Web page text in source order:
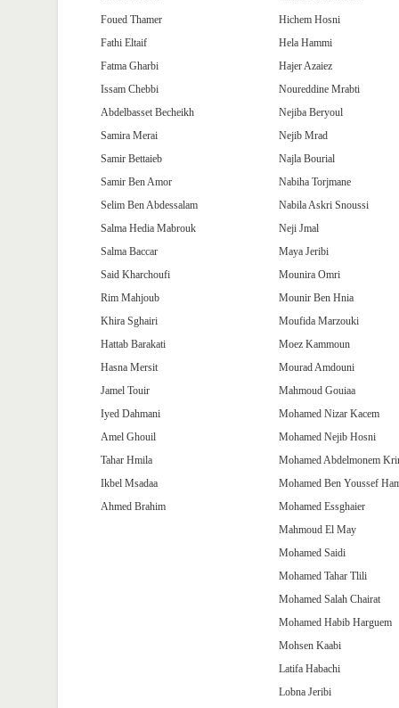
Foued Thamer
Fathi Eltaif
Fatma Gharbi
Issam Chebbi
Abdelbasset Becheikh
Samira Merai
Samir Bettaieb
Samir Ben Amor
Selim Ben Abdessalam
Salma Hedia Mabrouk
Salma Baccar
Said Kharchoufi
Rim Mahjoub
Khira Sghairi
Hattab Barakati
Hasna Mersit
Jamel Touir
Iyed Dahmani
Amel Ghouil
Tahar Hmila
Ikbel Msadaa
Ahmed Brahim
Hichem Hosni
Hela Hammi
Hajer Azaiez
Noureddine Mrabti
Nejiba Beryoul
Nejib Mrad
Najla Bourial
Nabiha Torjmane
Nabila Askri Snoussi
Neji Jmal
Maya Jeribi
Mounira Omri
Mounir Ben Hnia
Moufida Marzouki
Moez Kammoun
Mourad Amdouni
Mahmoud Gouiaa
Mohamed Nizar Kacem
Mohamed Nejib Hosni
Mohamed Abdelmonem
Mohamed Ben Youssef
Mohamed Essghaier
Mahmoud El May
Mohamed Saidi
Mohamed Tahar Tlili
Mohamed Salah Chairat
Mohamed Habib Harguem
Mohsen Kaabi
Latifa Habachi
Lobna Jeribi